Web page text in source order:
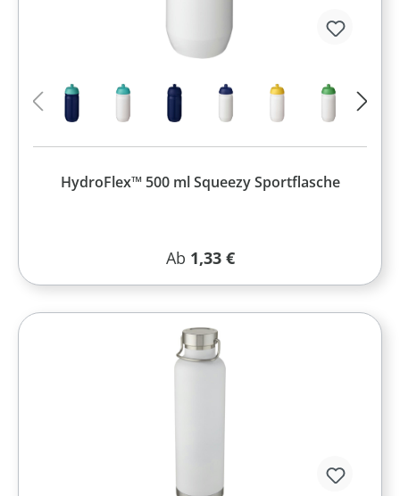
HydroFlex™ 500 ml Squeezy Sportflasche
Regulärer Preis:
Ab 1,33 €